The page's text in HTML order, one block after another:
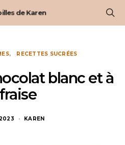
de Karen
RECETTES SUCRÉES
blanc et à
KAREN